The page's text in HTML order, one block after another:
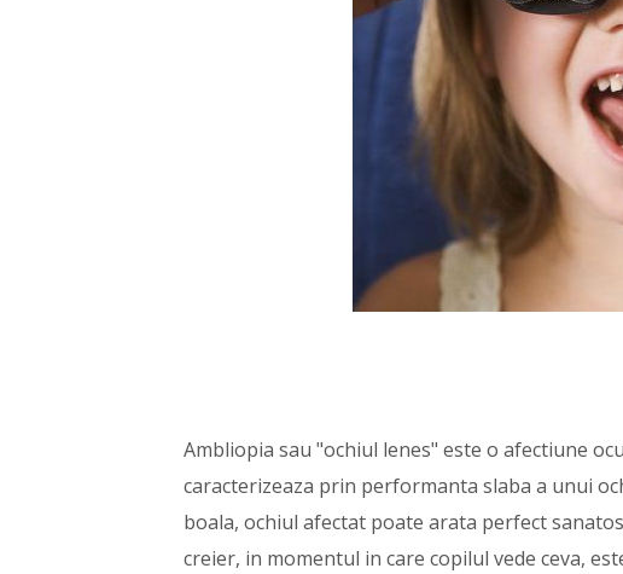
Ambliopia sau "ochiul lenes" este o afectiune
caracterizeaza prin performanta slaba a unui
boala, ochiul afectat poate arata perfect
creier, in momentul in care copilul vede ceva,